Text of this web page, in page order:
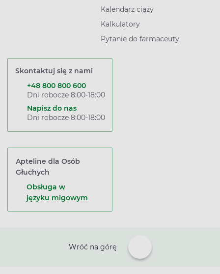
Kalendarz ciąży
Kalkulatory
Pytanie do farmaceuty
Skontaktuj się z nami
+48 800 800 600
Dni robocze 8:00-18:00
Napisz do nas
Dni robocze 8:00-18:00
Apteline dla Osób
Głuchych
Obsługa w
języku migowym
Wróć na górę